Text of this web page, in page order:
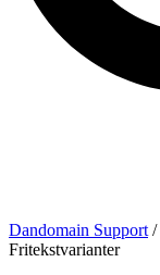
Dandomain Support /
Fritekstvarianter